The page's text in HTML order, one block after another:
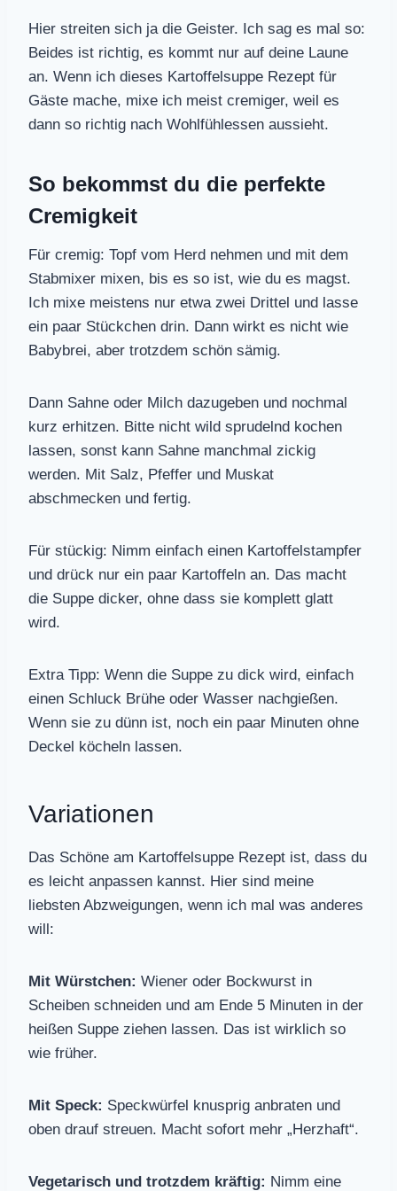
Hier streiten sich ja die Geister. Ich sag es mal so:
Beides ist richtig, es kommt nur auf deine Laune
an. Wenn ich dieses Kartoffelsuppe Rezept für
Gäste mache, mixe ich meist cremiger, weil es
dann so richtig nach Wohlfühlessen aussieht.
So bekommst du die perfekte
Cremigkeit
Für cremig: Topf vom Herd nehmen und mit dem
Stabmixer mixen, bis es so ist, wie du es magst.
Ich mixe meistens nur etwa zwei Drittel und lasse
ein paar Stückchen drin. Dann wirkt es nicht wie
Babybrei, aber trotzdem schön sämig.
Dann Sahne oder Milch dazugeben und nochmal
kurz erhitzen. Bitte nicht wild sprudelnd kochen
lassen, sonst kann Sahne manchmal zickig
werden. Mit Salz, Pfeffer und Muskat
abschmecken und fertig.
Für stückig: Nimm einfach einen Kartoffelstampfer
und drück nur ein paar Kartoffeln an. Das macht
die Suppe dicker, ohne dass sie komplett glatt
wird.
Extra Tipp: Wenn die Suppe zu dick wird, einfach
einen Schluck Brühe oder Wasser nachgießen.
Wenn sie zu dünn ist, noch ein paar Minuten ohne
Deckel köcheln lassen.
Variationen
Das Schöne am Kartoffelsuppe Rezept ist, dass du
es leicht anpassen kannst. Hier sind meine
liebsten Abzweigungen, wenn ich mal was anderes
will:
Mit Würstchen: Wiener oder Bockwurst in
Scheiben schneiden und am Ende 5 Minuten in der
heißen Suppe ziehen lassen. Das ist wirklich so
wie früher.
Mit Speck: Speckwürfel knusprig anbraten und
oben drauf streuen. Macht sofort mehr „Herzhaft“.
Vegetarisch und trotzdem kräftig: Nimm eine